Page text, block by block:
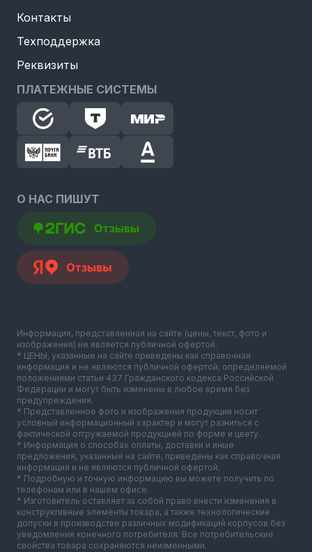
Контакты
Техподдержка
Реквизиты
ПЛАТЕЖНЫЕ СИСТЕМЫ
О НАС ПИШУТ
Информация, представленная на сайте (цены, текст, фото и
изображения) не является публичной офертой.
* ЦЕНЫ, указанные на сайте приведены как справочная
информация и не являются публичной офертой, определяемой
положениями статьи 437 Гражданского кодекса Российской
Федерации и могут быть изменены в любое время без
предупреждения.
* Представленное фото и изображения продукции носит
условный информационный характер и могут разниться с
фактической отгружаемой продукцией по форме и цвету.
* Информация о способах оплаты, доставки и иные
предложения, указанные на сайте, приведены как справочная
информация и не являются публичной офертой.
* Подробную и точную информацию вы можете получить по
телефонам или в нашем офисе.
* Изготовитель оставляет за собой право внести изменения в
конструктивные элементы товара, а также технологические
допуски в производстве различных модификаций корпусов без
уведомления конечного потребителя. Все потребительские
свойства товара сохраняются неизменными.